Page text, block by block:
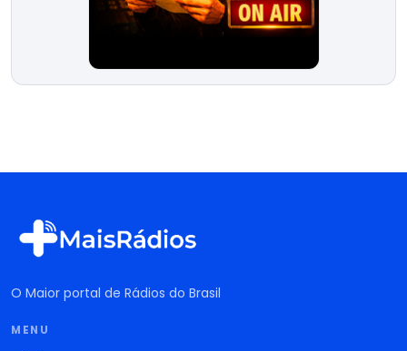
O Maior portal de Rádios do Brasil
MENU